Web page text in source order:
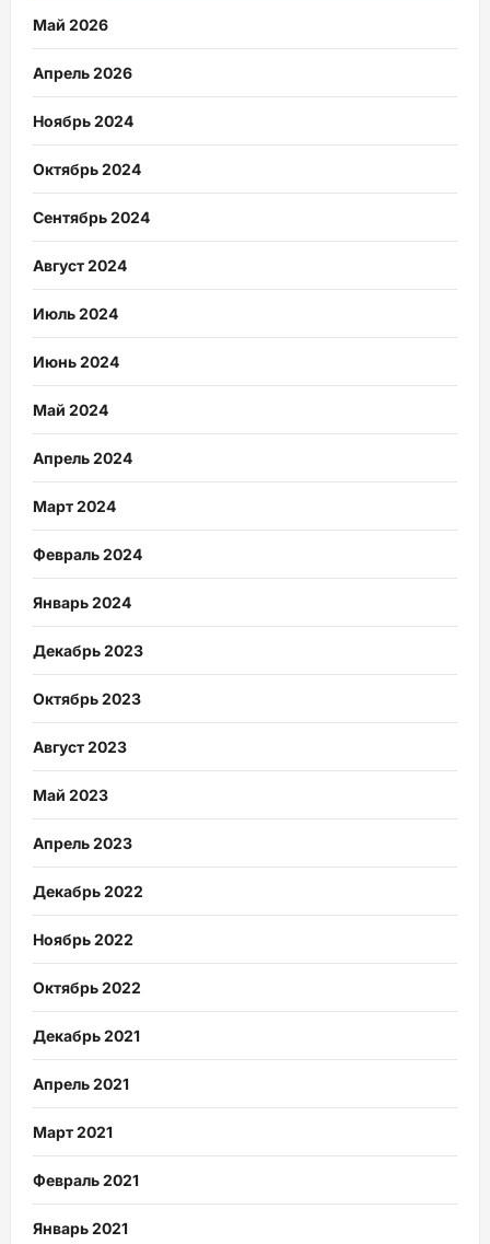
Май 2026
Апрель 2026
Ноябрь 2024
Октябрь 2024
Сентябрь 2024
Август 2024
Июль 2024
Июнь 2024
Май 2024
Апрель 2024
Март 2024
Февраль 2024
Январь 2024
Декабрь 2023
Октябрь 2023
Август 2023
Май 2023
Апрель 2023
Декабрь 2022
Ноябрь 2022
Октябрь 2022
Декабрь 2021
Апрель 2021
Март 2021
Февраль 2021
Январь 2021